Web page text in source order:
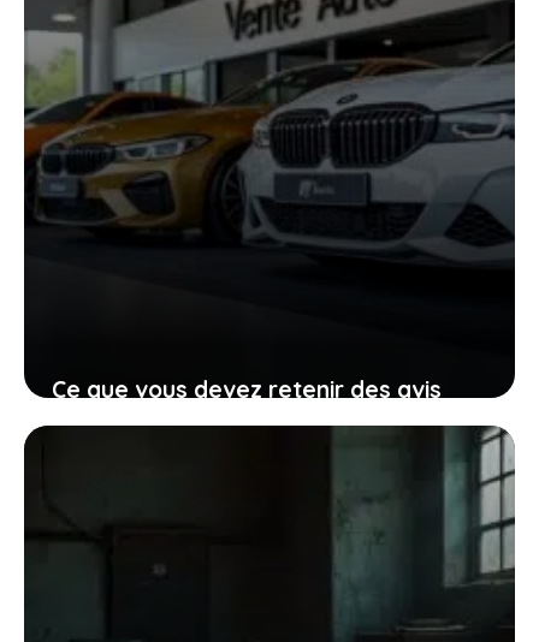
Ce que vous devez retenir des avis
clients sur Vente Auto Prestige pour